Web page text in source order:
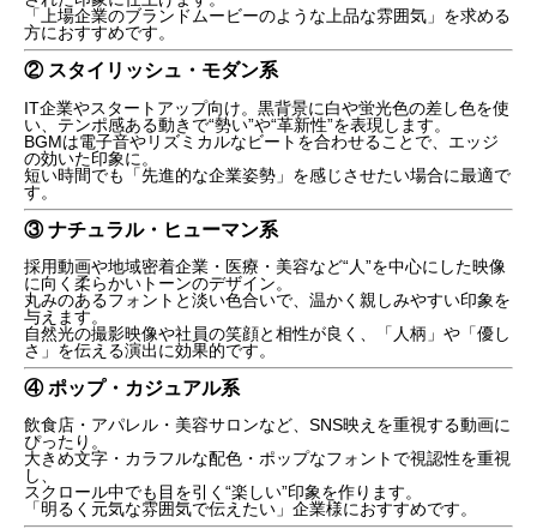
「上場企業のブランドムービーのような上品な雰囲気」を求める
方におすすめです。
② スタイリッシュ・モダン系
IT企業やスタートアップ向け。黒背景に白や蛍光色の差し色を使
い、テンポ感ある動きで“勢い”や“革新性”を表現します。
BGMは電子音やリズミカルなビートを合わせることで、エッジ
の効いた印象に。
短い時間でも「先進的な企業姿勢」を感じさせたい場合に最適で
す。
③ ナチュラル・ヒューマン系
採用動画や地域密着企業・医療・美容など“人”を中心にした映像
に向く柔らかいトーンのデザイン。
丸みのあるフォントと淡い色合いで、温かく親しみやすい印象を
与えます。
自然光の撮影映像や社員の笑顔と相性が良く、「人柄」や「優し
さ」を伝える演出に効果的です。
④ ポップ・カジュアル系
飲食店・アパレル・美容サロンなど、SNS映えを重視する動画に
ぴったり。
大きめ文字・カラフルな配色・ポップなフォントで視認性を重視
し、
スクロール中でも目を引く“楽しい”印象を作ります。
「明るく元気な雰囲気で伝えたい」企業様におすすめです。